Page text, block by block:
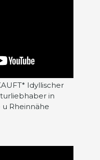
Idyllischer
in
Rheinnähe